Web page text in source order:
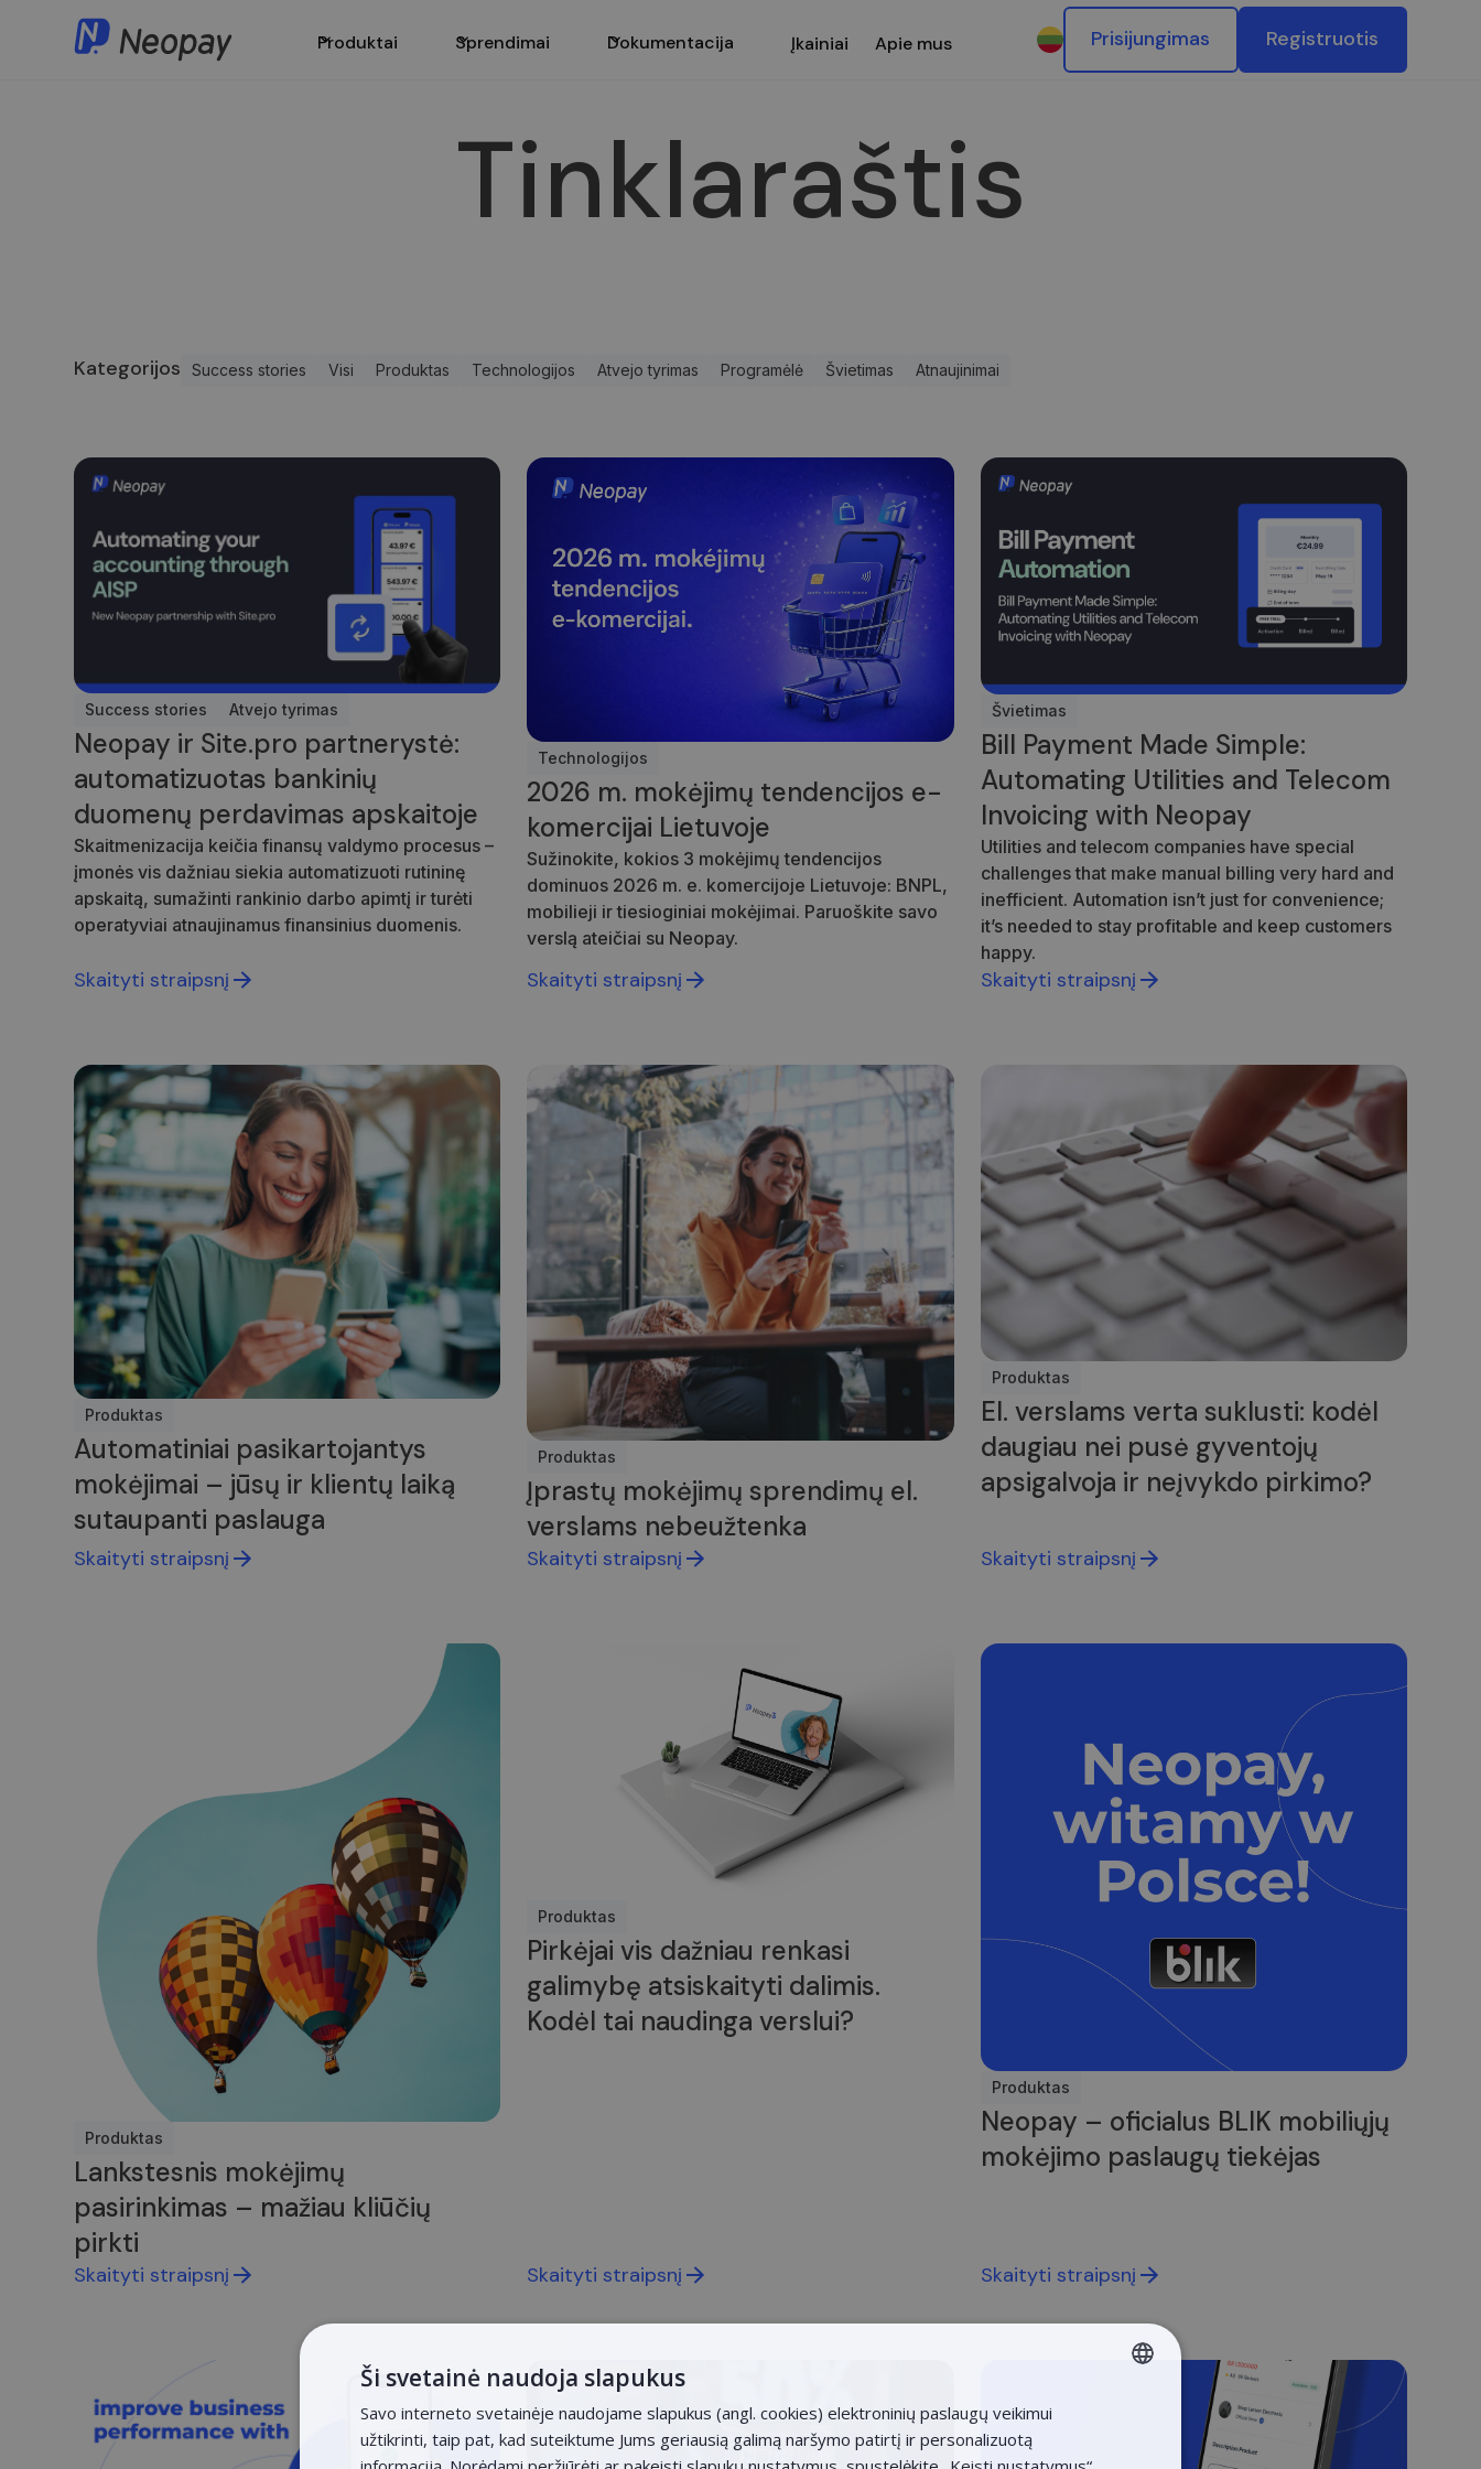
Produktai Sprendimai Dokumentacija Įkainiai Apie mus Prisijungimas Registruotis
Tinklaraštis
Kategorijos Success stories Visi Produktas Technologijos Atvejo tyrimas Programėlė Švietimas Atnaujinimai
Success stories Atvejo tyrimas
Neopay ir Site.pro partnerystė:
automatizuotas bankinių
duomenų perdavimas apskaitoje
Skaitmenizacija keičia finansų valdymo procesus –
įmonės vis dažniau siekia automatizuoti rutininę
apskaitą, sumažinti rankinio darbo apimtį ir turėti
operatyviai atnaujinamus finansinius duomenis.
Skaityti straipsnį
Technologijos
2026 m. mokėjimų tendencijos e-
komercijai Lietuvoje
Sužinokite, kokios 3 mokėjimų tendencijos
dominuos 2026 m. e. komercijoje Lietuvoje: BNPL,
mobilieji ir tiesioginiai mokėjimai. Paruoškite savo
verslą ateičiai su Neopay.
Skaityti straipsnį
Švietimas
Bill Payment Made Simple:
Automating Utilities and Telecom
Invoicing with Neopay
Utilities and telecom companies have special
challenges that make manual billing very hard and
inefficient. Automation isn’t just for convenience;
it’s needed to stay profitable and keep customers
happy.
Skaityti straipsnį
Produktas
Automatiniai pasikartojantys
mokėjimai – jūsų ir klientų laiką
sutaupanti paslauga
Skaityti straipsnį
Produktas
Įprastų mokėjimų sprendimų el.
verslams nebeužtenka
Skaityti straipsnį
Produktas
El. verslams verta suklusti: kodėl
daugiau nei pusė gyventojų
apsigalvoja ir neįvykdo pirkimo?
Skaityti straipsnį
Produktas
Lankstesnis mokėjimų
pasirinkimas – mažiau kliūčių
pirkti
Skaityti straipsnį
Produktas
Pirkėjai vis dažniau renkasi
galimybę atsiskaityti dalimis.
Kodėl tai naudinga verslui?
Skaityti straipsnį
Produktas
Neopay – oficialus BLIK mobiliųjų
mokėjimo paslaugų tiekėjas
Skaityti straipsnį
Ši svetainė naudoja slapukus
Savo interneto svetainėje naudojame slapukus (angl. cookies) elektroninių paslaugų veikimui
užtikrinti, taip pat, kad suteiktume Jums geriausią galimą naršymo patirtį ir personalizuotą